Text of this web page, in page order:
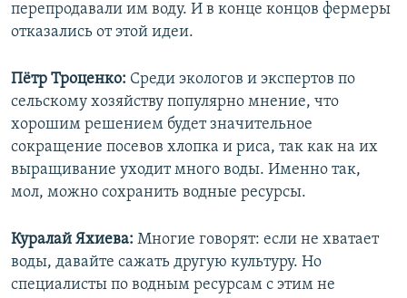
перепродавали им воду. И в конце концов фермеры
отказались от этой идеи.
Пётр Троценко: Среди экологов и экспертов по
сельскому хозяйству популярно мнение, что
хорошим решением будет значительное
сокращение посевов хлопка и риса, так как на их
выращивание уходит много воды. Именно так,
мол, можно сохранить водные ресурсы.
Куралай Яхиева: Многие говорят: если не хватает
воды, давайте сажать другую культуру. Но
специалисты по водным ресурсам с этим не